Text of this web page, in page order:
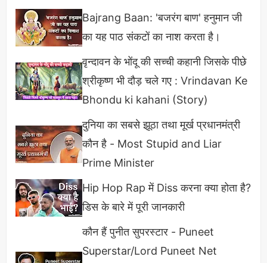
Bajrang Baan: 'बजरंग बाण' हनुमान जी
का यह पाठ संकटों का नाश करता है।
वृन्दावन के भोंदू की सच्ची कहानी जिसके पीछे
श्रीकृष्ण भी दौड़ चले गए : Vrindavan Ke
Bhondu ki kahani (Story)
दुनिया का सबसे झूठा तथा मूर्ख प्रधानमंत्री
कौन है - Most Stupid and Liar
Prime Minister
Hip Hop Rap में Diss करना क्या होता है?
डिस के बारे में पूरी जानकारी
कौन हैं पुनीत सुपरस्टार - Puneet
Superstar/Lord Puneet Net